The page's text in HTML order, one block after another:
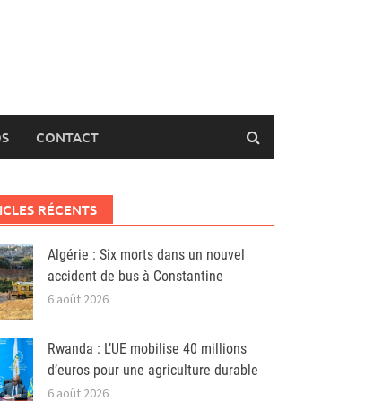
CONTACT
RÉCENTS
Algérie : Six morts dans un nouvel
accident de bus à Constantine
6 août 2026
Rwanda : L’UE mobilise 40 millions
d’euros pour une agriculture durable
6 août 2026